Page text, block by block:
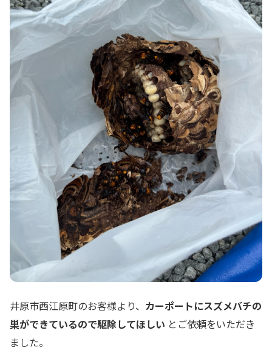
井原市西江原町のお客様より、 カーポートにスズメバチの
巣ができているので駆除してほしい とご依頼をいただき
ました。